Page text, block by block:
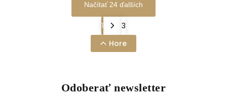
Načítať 24 ďalších
1
3
Hore
Odoberať newsletter